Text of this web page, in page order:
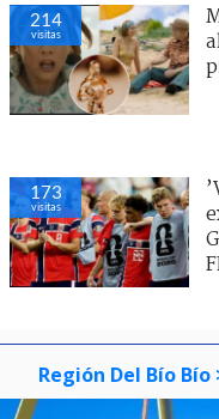
214
visitas
173
visitas
Región Del Bío Bío